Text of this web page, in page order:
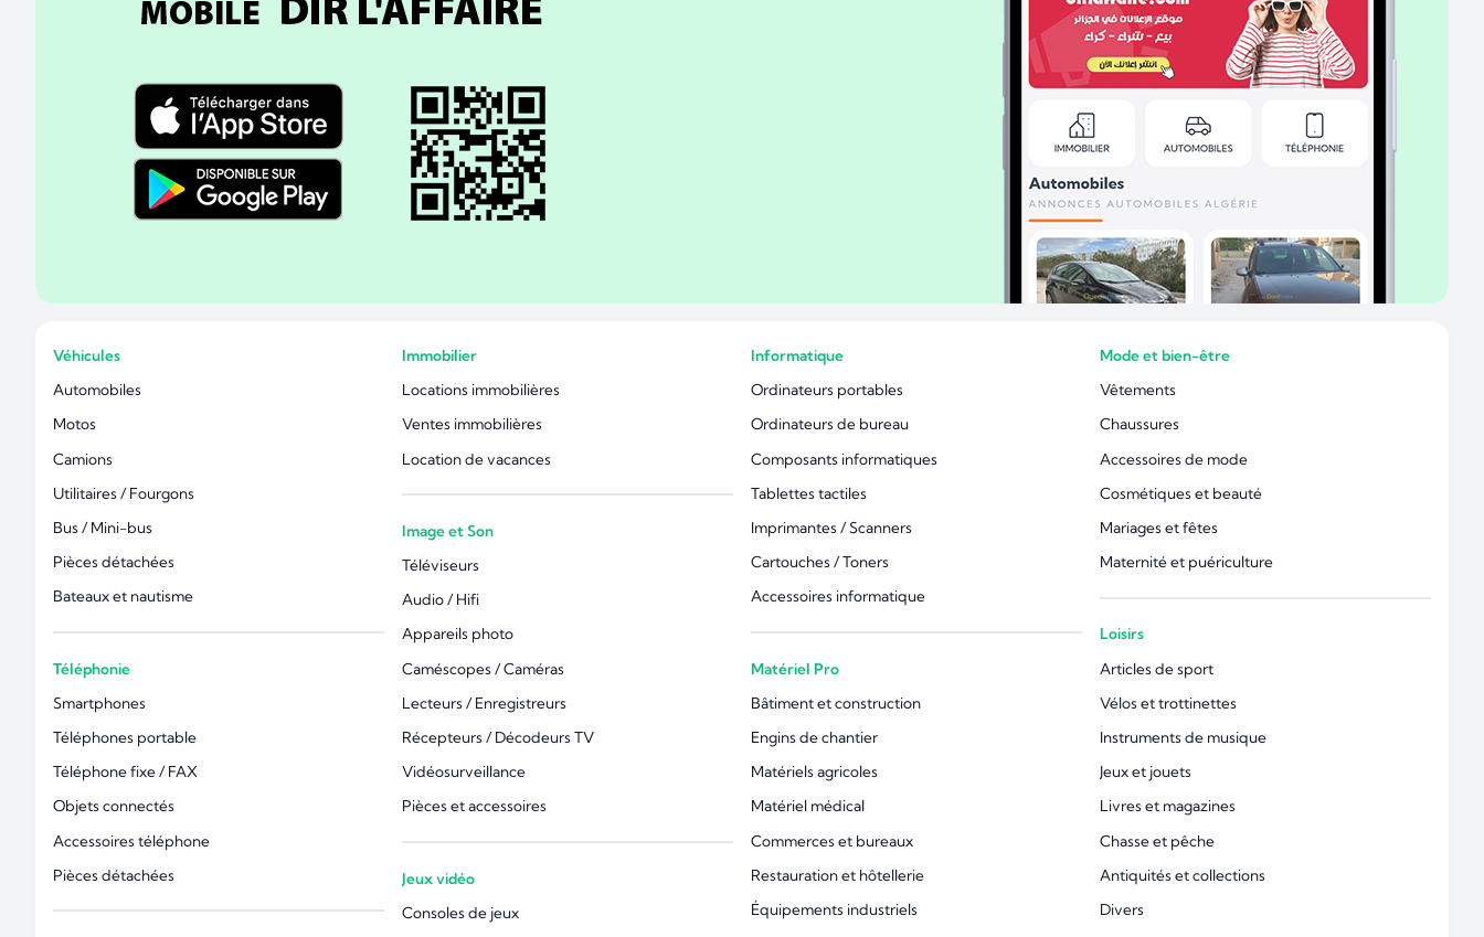
Véhicules
Automobiles
Motos
Camions
Utilitaires / Fourgons
Bus / Mini-bus
Pièces détachées
Bateaux et nautisme
Téléphonie
Smartphones
Téléphones portable
Téléphone fixe / FAX
Objets connectés
Accessoires téléphone
Pièces détachées
Immobilier
Locations immobilières
Ventes immobilières
Location de vacances
Image et Son
Téléviseurs
Audio / Hifi
Appareils photo
Caméscopes / Caméras
Lecteurs / Enregistreurs
Récepteurs / Décodeurs TV
Vidéosurveillance
Pièces et accessoires
Jeux vidéo
Consoles de jeux
Informatique
Ordinateurs portables
Ordinateurs de bureau
Composants informatiques
Tablettes tactiles
Imprimantes / Scanners
Cartouches / Toners
Accessoires informatique
Matériel Pro
Bâtiment et construction
Engins de chantier
Matériels agricoles
Matériel médical
Commerces et bureaux
Restauration et hôtellerie
Équipements industriels
Mode et bien-être
Vêtements
Chaussures
Accessoires de mode
Cosmétiques et beauté
Mariages et fêtes
Maternité et puériculture
Loisirs
Articles de sport
Vélos et trottinettes
Instruments de musique
Jeux et jouets
Livres et magazines
Chasse et pêche
Antiquités et collections
Divers